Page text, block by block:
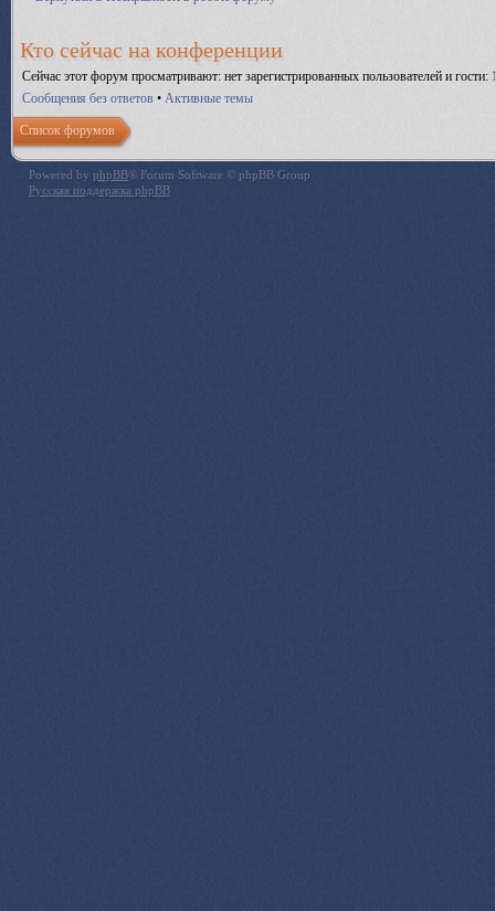
Кто сейчас на конференции
Сейчас этот форум просматривают: нет зарегистрированных пользователей и гости:
Сообщения без ответов • Активные темы
Список форумов
Powered by phpBB® Forum Software © phpBB Group
Русская поддержка phpBB